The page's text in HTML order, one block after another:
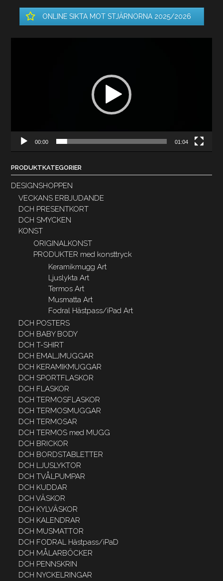
ONLINE SIKTA MOT STJÄRNORNA 2025/2026
00:00 01:04
PRODUKTKATEGORIER
DESIGNSHOPPEN
VECKANS ERBJUDANDE
DCH PRESENTKORT
DCH SMYCKEN
KONST
ORIGINALKONST
PRODUKTER med konsttryck
Keramikmugg Art
Ljuslykta Art
Termos Art
Musmatta Art
Fodral Hästpass/iPad Art
DCH POSTERS
DCH BABY BODY
DCH T-SHIRT
DCH EMALJMUGGAR
DCH KERAMIKMUGGAR
DCH SPORTFLASKOR
DCH FLASKOR
DCH TERMOSFLASKOR
DCH TERMOSMUGGAR
DCH TERMOSAR
DCH TERMOS med MUGG
DCH BRICKOR
DCH BORDSTABLETTER
DCH LJUSLYKTOR
DCH TVÅLPUMPAR
DCH KUDDAR
DCH VÄSKOR
DCH KYLVÄSKOR
DCH KALENDRAR
DCH MUSMATTOR
DCH FODRAL Hästpass/iPaD
DCH MÅLARBÖCKER
DCH PENNSKRIN
DCH NYCKELRINGAR